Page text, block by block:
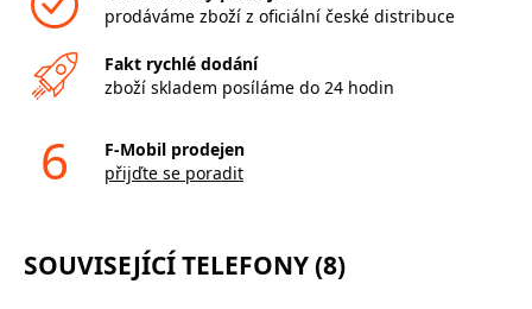
prodáváme zboží z oficiální české distribuce
Fakt rychlé dodání
zboží skladem posíláme do 24 hodin
6
F-Mobil prodejen
přijďte se poradit
SOUVISEJÍCÍ TELEFONY (8)